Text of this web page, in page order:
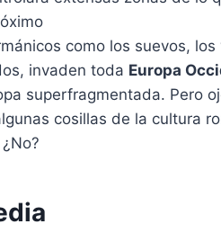
como los suevos, los
invaden toda Europa
superfragmentada. Pero
cosillas de la cultura